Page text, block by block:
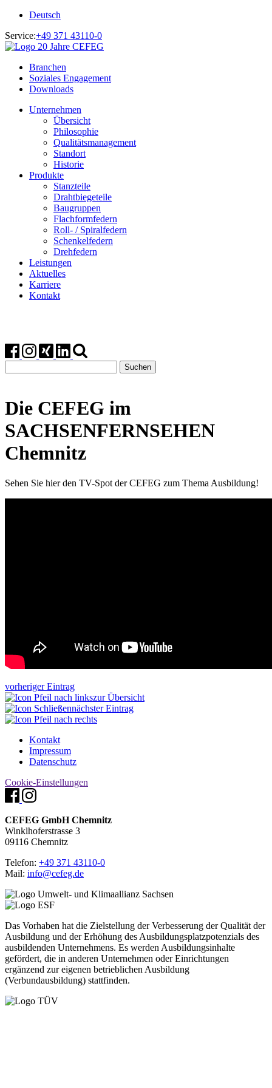
Deutsch
Service:+49 371 43110-0
Branchen
Soziales Engagement
Downloads
Unternehmen
Übersicht
Philosophie
Qualitätsmanagement
Standort
Historie
Produkte
Stanzteile
Drahtbiegeteile
Baugruppen
Flachformfedern
Roll- / Spiralfedern
Schenkelfedern
Drehfedern
Leistungen
Aktuelles
Karriere
Kontakt
nach:
Die CEFEG im
SACHSENFERNSEHEN
Chemnitz
Sehen Sie hier den TV-Spot der CEFEG zum Thema Ausbildung!
vorheriger Eintrag
zur Übersicht
nächster Eintrag
Kontakt
Impressum
Datenschutz
Cookie-Einstellungen
CEFEG GmbH Chemnitz
Winklhoferstrasse 3
09116 Chemnitz
Telefon: +49 371 43110-0
Mail: info@cefeg.de
Das Vorhaben hat die Zielstellung der Verbesserung der Qualität der
Ausbildung und der Erhöhung des Ausbildungsplatzpotenzials des
ausbildenden Unternehmens. Es werden Ausbildungsinhalte
gefördert, die in anderen Unternehmen oder Einrichtungen
ergänzend zur eigenen betrieblichen Ausbildung
(Verbundausbildung) stattfinden.